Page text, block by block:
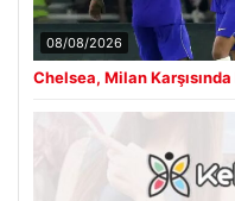
08/08/2026
Chelsea, Milan Karşısında